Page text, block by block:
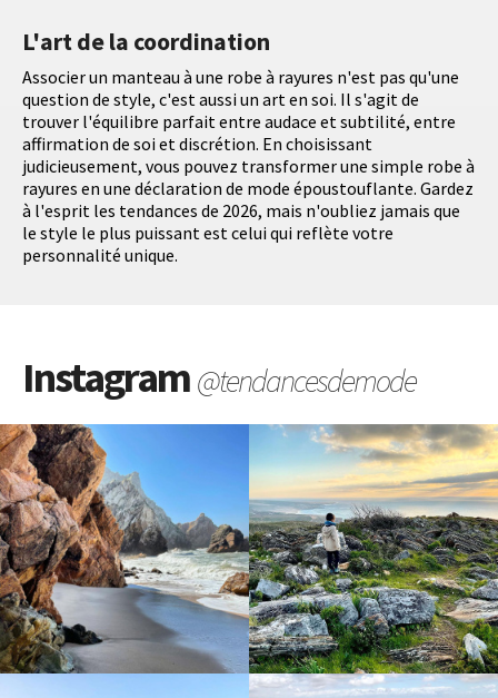
L'art de la coordination
Associer un manteau à une robe à rayures n'est pas qu'une
question de style, c'est aussi un art en soi. Il s'agit de
trouver l'équilibre parfait entre audace et subtilité, entre
affirmation de soi et discrétion. En choisissant
judicieusement, vous pouvez transformer une simple robe à
rayures en une déclaration de mode époustouflante. Gardez
à l'esprit les tendances de 2026, mais n'oubliez jamais que
le style le plus puissant est celui qui reflète votre
personnalité unique.
Instagram@tendancesdemode